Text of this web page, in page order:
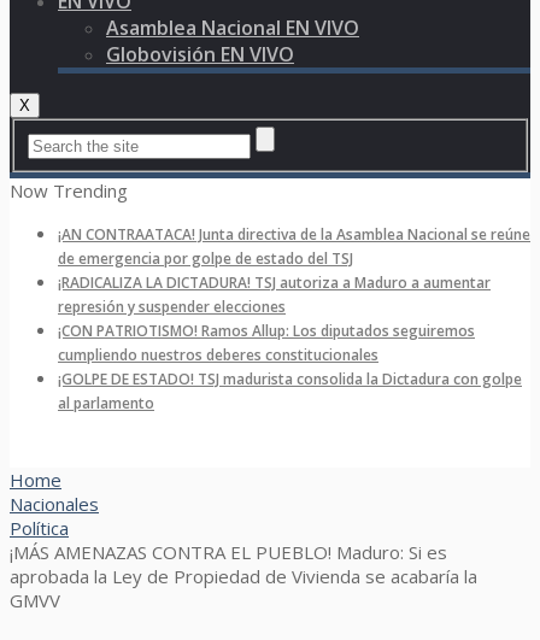
Asamblea Nacional EN VIVO
Globovisión EN VIVO
X
Now Trending
¡AN CONTRAATACA! Junta directiva de la Asamblea Nacional se reúne
de emergencia por golpe de estado del TSJ
¡RADICALIZA LA DICTADURA! TSJ autoriza a Maduro a aumentar
represión y suspender elecciones
¡CON PATRIOTISMO! Ramos Allup: Los diputados seguiremos
cumpliendo nuestros deberes constitucionales
¡GOLPE DE ESTADO! TSJ madurista consolida la Dictadura con golpe
al parlamento
Home
Nacionales
Política
¡MÁS AMENAZAS CONTRA EL PUEBLO! Maduro: Si es
aprobada la Ley de Propiedad de Vivienda se acabaría la
GMVV